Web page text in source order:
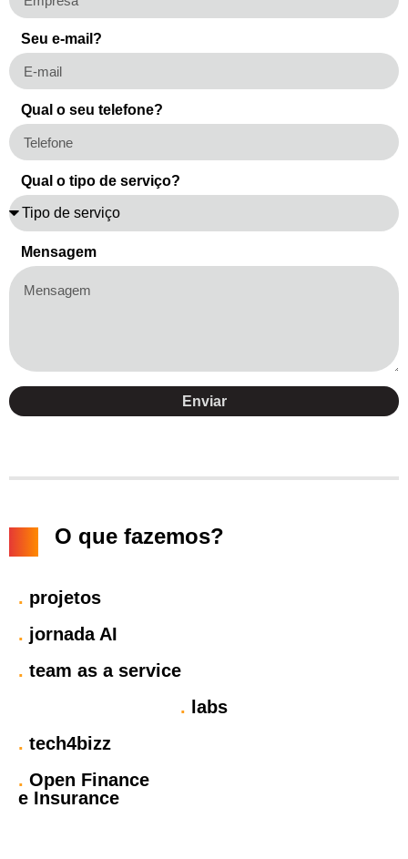
Seu e-mail?
Qual o seu telefone?
Qual o tipo de serviço?
Mensagem
Enviar
O que fazemos?
. projetos
. jornada AI
. team as a service
. labs
. tech4bizz
. Open Finance
e Insurance